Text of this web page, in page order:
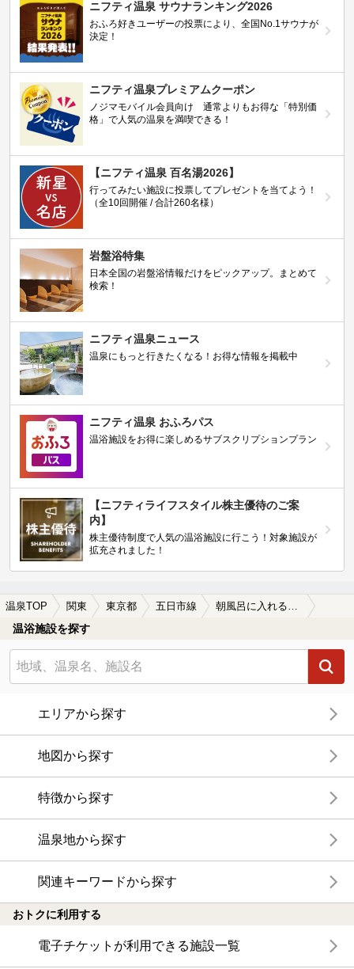
ニフティ温泉 サウナランキング2026
おふろ好きユーザーの投票により、全国No.1サウナが
決定！
ニフティ温泉プレミアムクーポン
ノジマモバイル会員向け 通常よりもお得な「特別価
格」で人気の温泉を満喫できる！
【ニフティ温泉 百名湯2026】
行ってみたい施設に投票してプレゼントを当てよう！
（全10回開催 / 合計260名様）
岩盤浴特集
日本全国の岩盤浴情報だけをピックアップ。まとめて
検索！
ニフティ温泉ニュース
温泉にもっと行きたくなる！お得な情報を掲載中
ニフティ温泉 おふろパス
温浴施設をお得に楽しめるサブスクリプションプラン
【ニフティライフスタイル株主優待のご案
内】
株主優待制度で人気の温浴施設に行こう！対象施設が
拡充されました！
温泉TOP 関東 東京都 五日市線 朝風呂に入れる五日市線周辺の温泉、日帰り温泉、スーパー銭湯を探す
温浴施設を探す
エリアから探す
地図から探す
特徴から探す
温泉地から探す
関連キーワードから探す
おトクに利用する
電子チケットが利用できる施設一覧